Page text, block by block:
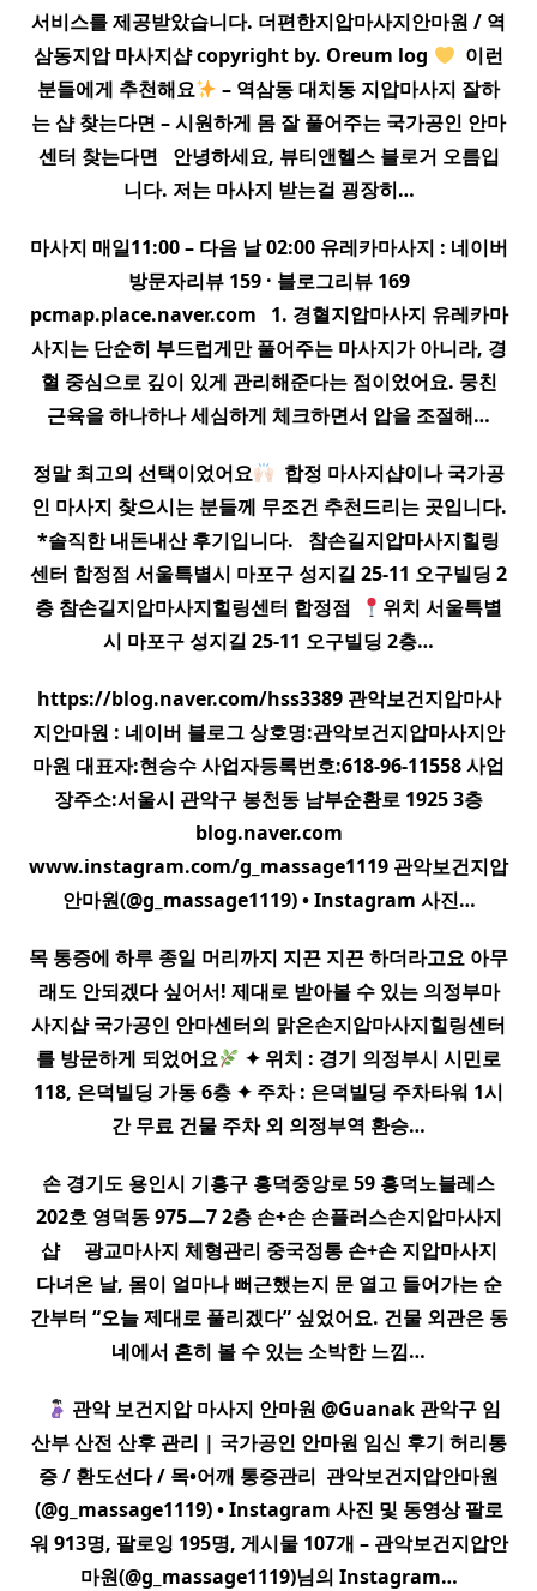
서비스를 제공받았습니다. 더편한지압마사지안마원 / 역
삼동지압 마사지샵 copyright by. Oreum log
​ 이런
분들에게 추천해요
– 역삼동 대치동 지압마사지 잘하
는 샵 찾는다면 – 시원하게 몸 잘 풀어주는 국가공인 안마
센터 찾는다면 ​ ​ 안녕하세요, 뷰티앤헬스 블로거 오름입
니다. 저는 마사지 받는걸 굉장히…
마사지 매일11:00 – 다음 날 02:00 유레카마사지 : 네이버
방문자리뷰 159 · 블로그리뷰 169
pcmap.place.naver.com ​ ​ 1. 경혈지압마사지 유레카마
사지는 단순히 부드럽게만 풀어주는 마사지가 아니라, 경
혈 중심으로 깊이 있게 관리해준다는 점이었어요. 뭉친
근육을 하나하나 세심하게 체크하면서 압을 조절해…
정말 최고의 선택이었어요 ​ 합정 마사지샵이나 국가공
인 마사지 찾으시는 분들께 무조건 추천드리는 곳입니다.
*솔직한 내돈내산 후기입니다. ​ ​ 참손길지압마사지힐링
센터 합정점 서울특별시 마포구 성지길 25-11 오구빌딩 2
층 참손길지압마사지힐링센터 합정점 ​
위치 서울특별
시 마포구 성지길 25-11 오구빌딩 2층…
https://blog.naver.com/hss3389 관악보건지압마사
지안마원 : 네이버 블로그 상호명:관악보건지압마사지안
마원 대표자:현승수 사업자등록번호:618-96-11558 사업
장주소:서울시 관악구 봉천동 남부순환로 1925 3층
blog.naver.com
www.instagram.com/g_massage1119 관악보건지압
안마원(@g_massage1119) • Instagram 사진…
목 통증에 하루 종일 머리까지 지끈 지끈 하더라고요 아무
래도 안되겠다 싶어서! 제대로 받아볼 수 있는 의정부마
사지샵 국가공인 안마센터의 맑은손지압마사지힐링센터
를 방문하게 되었어요
✦ 위치 : 경기 의정부시 시민로
118, 은덕빌딩 가동 6층 ✦ 주차 : 은덕빌딩 주차타워 1시
간 무료 건물 주차 외 의정부역 환승…
손 경기도 용인시 기흥구 흥덕중앙로 59 흥덕노블레스
202호 영덕동 975ㅡ7 2층 손+손 손플러스손지압마사지
샵 ​ ​ ​ ​ 광교마사지 체형관리 중국정통 손+손 지압마사지
다녀온 날, 몸이 얼마나 뻐근했는지 문 열고 들어가는 순
간부터 “오늘 제대로 풀리겠다” 싶었어요. 건물 외관은 동
네에서 흔히 볼 수 있는 소박한 느낌…
관악 보건지압 마사지 안마원 @Guanak 관악구 임
산부 산전 산후 관리 | 국가공인 안마원 임신 후기 허리통
증 / 환도선다 / 목•어깨 통증관리 ​ 관악보건지압안마원
(@g_massage1119) • Instagram 사진 및 동영상 팔로
워 913명, 팔로잉 195명, 게시물 107개 – 관악보건지압안
마원(@g_massage1119)님의 Instagram…